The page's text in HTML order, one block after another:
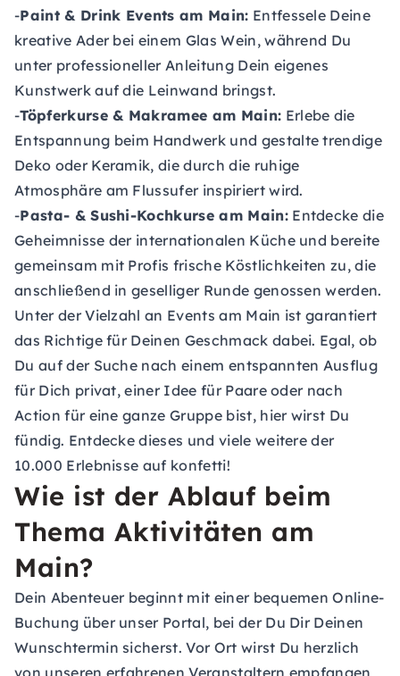
-Paint & Drink Events am Main: Entfessele Deine
kreative Ader bei einem Glas Wein, während Du
unter professioneller Anleitung Dein eigenes
Kunstwerk auf die Leinwand bringst.
-Töpferkurse & Makramee am Main: Erlebe die
Entspannung beim Handwerk und gestalte trendige
Deko oder Keramik, die durch die ruhige
Atmosphäre am Flussufer inspiriert wird.
-Pasta- & Sushi-Kochkurse am Main:Entdecke die
Geheimnisse der internationalen Küche und bereite
gemeinsam mit Profis frische Köstlichkeiten zu, die
anschließend in geselliger Runde genossen werden.
Unter der Vielzahl an Events am Main ist garantiert
das Richtige für Deinen Geschmack dabei. Egal, ob
Du auf der Suche nach einem entspannten Ausflug
für Dich privat, einer Idee für Paare oder nach
Action für eine ganze Gruppe bist, hier wirst Du
fündig. Entdecke dieses und viele weitere der
10.000 Erlebnisse auf konfetti!
Wie ist der Ablauf beim
Thema Aktivitäten am
Main?
Dein Abenteuer beginnt mit einer bequemen Online-
Buchung über unser Portal, bei der Du Dir Deinen
Wunschtermin sicherst. Vor Ort wirst Du herzlich
von unseren erfahrenen Veranstaltern empfangen